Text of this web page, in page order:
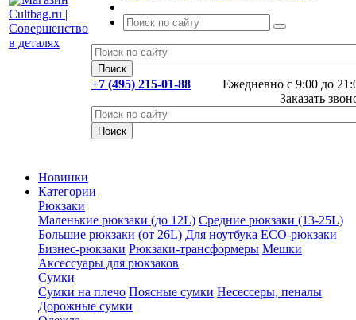
Ежедневно с 9:00 до
+7 (495) 215-01-88
Заказать
Новинки
Категории
Рюкзаки
Маленькие рюкзаки (до 12L) Средние рюкзаки (13-25L)
Большие рюкзаки (от 26L) Для ноутбука ECO-рюкзаки
Бизнес-рюкзаки Рюкзаки-трансформеры Мешки
Аксессуары для рюкзаков
Сумки
Сумки на плечо Поясные сумки Несессеры, пеналы
Дорожные сумки